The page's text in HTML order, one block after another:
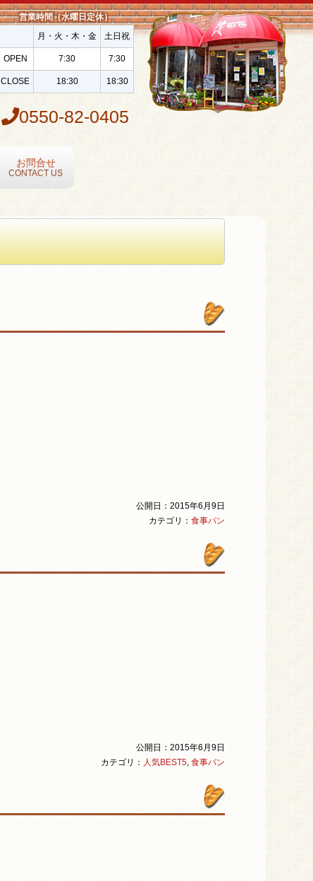
営業時間（水曜日定休）
月・火・木・金 土日祝
OPEN 7:30 7:30
CLOSE 18:30 18:30
0550-82-0405
お問合せ
CONTACT US
公開日：2015年6月9日
カテゴリ：食事パン
公開日：2015年6月9日
カテゴリ：
人気BEST5 ,食事パン